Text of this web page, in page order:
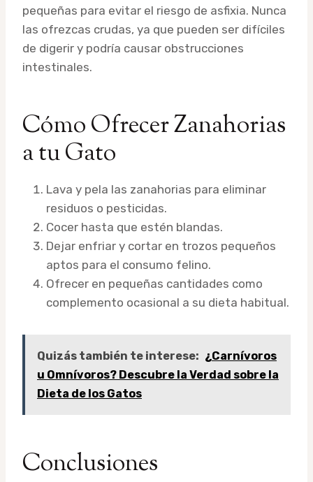
pequeñas para evitar el riesgo de asfixia. Nunca
las ofrezcas crudas, ya que pueden ser difíciles
de digerir y podría causar obstrucciones
intestinales.
Cómo Ofrecer Zanahorias
a tu Gato
Lava y pela las zanahorias para eliminar
residuos o pesticidas.
Cocer hasta que estén blandas.
Dejar enfriar y cortar en trozos pequeños
aptos para el consumo felino.
Ofrecer en pequeñas cantidades como
complemento ocasional a su dieta habitual.
Quizás también te interese: ¿Carnívoros
u Omnívoros? Descubre la Verdad sobre la
Dieta de los Gatos
Conclusiones